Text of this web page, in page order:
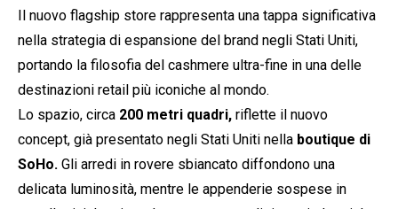
Il nuovo flagship store rappresenta una tappa significativa
nella strategia di espansione del brand negli Stati Uniti,
portando la filosofia del cashmere ultra-fine in una delle
destinazioni retail più iconiche al mondo.
Lo spazio, circa 200 metri quadri, riflette il nuovo
concept, già presentato negli Stati Uniti nella boutique di
SoHo. Gli arredi in rovere sbiancato diffondono una
delicata luminosità, mentre le appenderie sospese in